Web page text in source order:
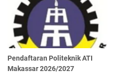
Pendaftaran Politeknik ATI
Makassar 2026/2027